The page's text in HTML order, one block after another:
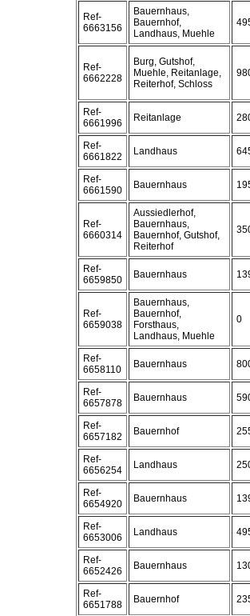
Ref-
6663156
Bauernhaus,
Bauernhof,
Landhaus, Muehle
Ref-
6662228
Burg, Gutshof,
Muehle, Reitanlage,
Reiterhof, Schloss
Ref-
6661996
Reitanlage
Ref-
6661822
Landhaus
Ref-
6661590
Bauernhaus
Ref-
6660314
Aussiedlerhof,
Bauernhaus,
Bauernhof, Gutshof,
Reiterhof
Ref-
6659850
Bauernhaus
Ref-
6659038
Bauernhaus,
Bauernhof,
Forsthaus,
Landhaus, Muehle
0
Ref-
6658110
Bauernhaus
Ref-
6657878
Bauernhaus
Ref-
6657182
Bauernhof
Ref-
6656254
Landhaus
Ref-
6654920
Bauernhaus
Ref-
6653006
Landhaus
Ref-
6652426
Bauernhaus
Ref-
6651788
Bauernhof